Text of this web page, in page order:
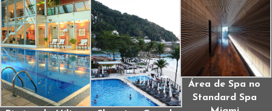
Área de Spa no
Standard Spa